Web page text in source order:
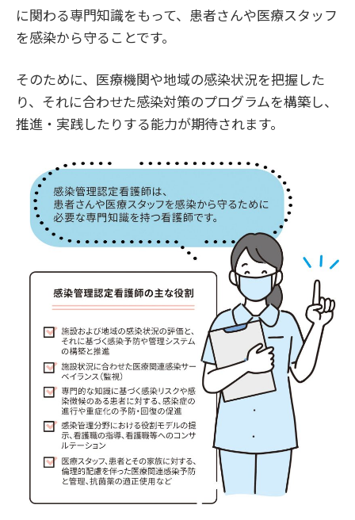
に関わる専門知識をもって、患者さんや医療スタッフ
を感染から守ることです。
そのために、医療機関や地域の感染状況を把握した
り、それに合わせた感染対策のプログラムを構築し、
推進・実践したりする能力が期待されます。